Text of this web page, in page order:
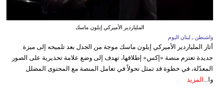
الملياردير الأميركي إيلون ماسك
واشنطن ـ لبنان اليوم
أثار الملياردير الأميركي إيلون ماسك موجة من الجدل بعد تلميحه إلى ميزة
جديدة تعتزم منصة «إكس» إطلاقها، تهدف إلى وضع علامة تحذيرية على الصور
المعدّلة، في خطوة قد تمثل تحولاً في تعامل المنصة مع المحتوى المضلل
وا... المزيد